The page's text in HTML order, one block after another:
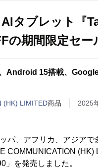
AIタブレット『
の期間限定セ
Android 15搭載、
(HK) LIMITED商品 2025
パ、アフリカ、アジア
COMMUNICATION
」を発売しました。